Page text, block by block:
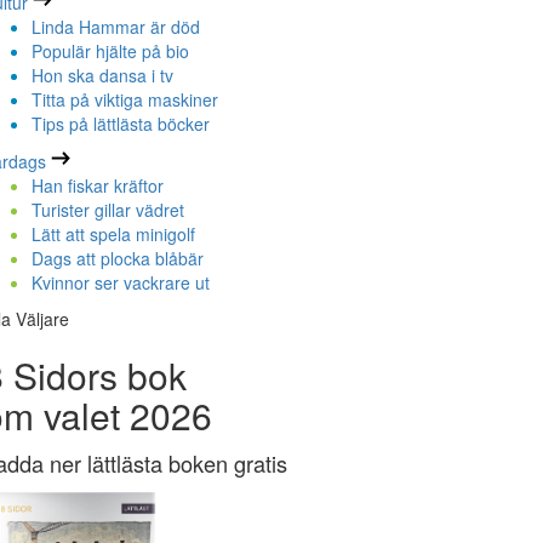
Linda Hammar är död
Populär hjälte på bio
Hon ska dansa i tv
Titta på viktiga maskiner
Tips på lättlästa böcker
Han fiskar kräftor
Turister gillar vädret
Lätt att spela minigolf
Dags att plocka blåbär
Kvinnor ser vackrare ut
Väljare
Sidors bok
valet 2026
ner lättlästa boken gratis